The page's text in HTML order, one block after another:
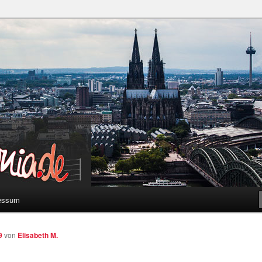
von Elisabeth M.